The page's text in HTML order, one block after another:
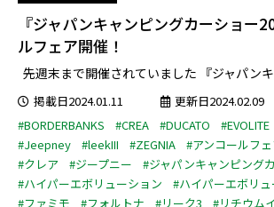
『ジャパンキャンピングカーショー
ルフェア開催！
先週末まで開催されていました 『ジャパンキ
掲載日2024.01.11
更新日2024.02.09
#BORDERBANKS
#CREA #DUCATO #EVOLITE
#Jeepney
#leekIII #ZEGNIA #アンコールフ
#クレア
#ジープニー #ジャパンキャンピング
#ハイパーエボリューション
#ハイパーエボリ
#ファミモ
#フォルトナ #リーク3
#リチウム